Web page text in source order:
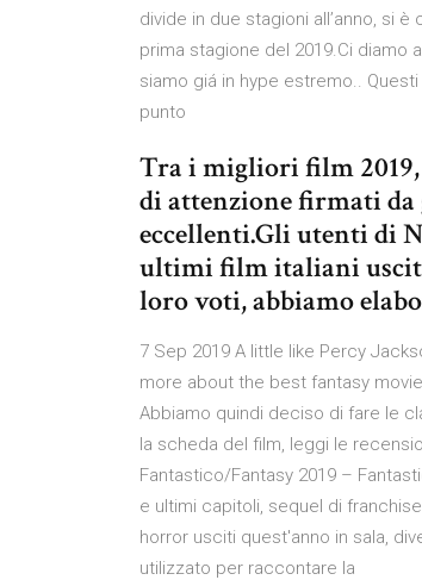
divide in due stagioni all’anno, si
prima stagione del 2019.Ci diamo
siamo giá in hype estremo..
punto
Tra i migliori film
di attenzione firmati
eccellenti.Gli utenti di
ultimi film italiani usciti
loro voti, abbiamo
7 Sep 2019 A little like Percy
more about the best fantasy
Abbiamo quindi deciso di fare le
la scheda del film, leggi le
Fantastico/Fantasy 2019 –
e ultimi capitoli, sequel di
horror usciti quest'anno in sala,
utilizzato per raccontare la